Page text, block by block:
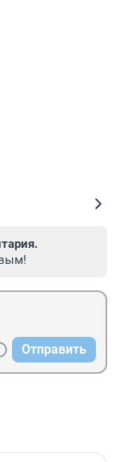
Отправить